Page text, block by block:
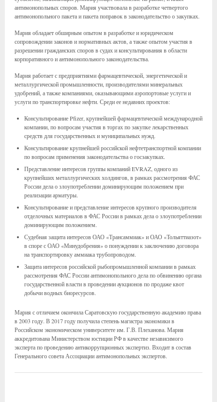
антимонопольных споров. Мария участвовала в разработке четвертого
антимонопольного пакета и пакета поправок в законодательство о закупках.
Мария обладает обширным опытом в разработке и юридическом
сопровождении законов и нормативных актов, а также опытом участия в
разрешении гражданских споров в судах и консультирования в области
корпоративного и антимонопольного законодательства.
Мария работает с предприятиями фармацевтической, энергетической и
металлургической промышленности, производителями минеральных
удобрений, а также компаниями, оказывающими аэропортовые услуги и
услуги по транспортировке нефти. Среди ее недавних проектов:
Консультирование Pfizer, крупнейшей фармацевтической международной
компании, по вопросам участия в торгах по закупке лекарственных
средств для государственных и муниципальных нужд.
Консультирование крупнейшей российской нефтетранспортной компании
по вопросам применения законодательства о госзакупках.
Представление интересов группы компаний EVRAZ, одного из
крупнейших металлургических холдингов, в рамках рассмотрения ФАС
России дела о злоупотреблении доминирующим положением при
реализации арматуры.
Консультирование и представление интересов крупного производителя
отделочных материалов в ФАС России в рамках дела о злоупотреблении
доминирующим положением.
Судебная защита интересов ОАО «Трансаммиак» и ОАО «Тольяттиазот»
в споре с ОАО «Минудобрения» о понуждении к заключению договора
на транспортировку аммиака трубопроводом.
Защита интересов российской рыбопромышленной компании в рамках
рассмотрения ФАС России антимонопольного дела по обвинению органа
государственной власти в проведении аукционов по продаже квот
добычи водных биоресурсов.
Мария с отличием окончила Саратовскую государственную академию права
в 2003 году. В 2017 году получила степень магистра экономики в
Российском экономическом университете им. Г.В. Плеханова. Мария
аккредитована Министерством юстиции РФ в качестве независимого
эксперта по проведению антикоррупционных экспертиз. Входит в состав
Генерального совета Ассоциации антимонопольных экспертов.